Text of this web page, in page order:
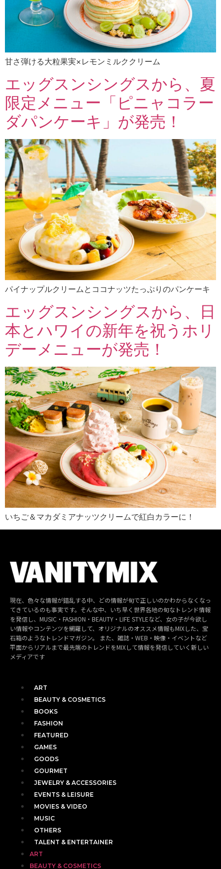
甘さ弾ける大粒果実×レモンミルククリーム
エッグスンシングスから、夏
限定メニュー「ピニャコラー
ダパンケーキ」が発売！
パイナップルクリームとココナッツたっぷりのパンケーキ
エッグスンシングスから、日
本とハワイの新年を祝うホリ
デーメニューが発売！
いちご＆マカダミアナッツクリームで紅白カラーに！
現在、色々な情報が錯乱する中、どの情報が旬で正しいのかわからなくなっ
てきているのも事実です。そんな中、いち早く世界各地の旬なトレンド情報
を発信し、MUSIC・FASHION・BEAUTY・LIFE STYLEなど、女の子が今欲し
い情報やコンテンツを網羅して、オリジナルのオススメ情報もMIXした、宝
石箱のようなトレンドマガジン。 また、雑誌・WEB・映像・イベントなど
平面からリアルまで最先端のトレンドをMIXして情報を発信していく新しい
メディアです
ART
BEAUTY & COSMETICS
BOOKS
FASHION
FEATURED
GAMES
GOODS
GOURMET
JEWELRY & ACCESSORIES
EVENTS & LEISURE
MOVIES & VIDEO
MUSIC
OTHERS
TALENT & ENTERTAINER
ART
BEAUTY & COSMETICS